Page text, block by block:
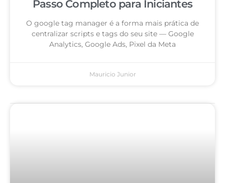
Passo Completo para Iniciantes
O google tag manager é a forma mais prática de
centralizar scripts e tags do seu site — Google
Analytics, Google Ads, Pixel da Meta
Mauricio Junior